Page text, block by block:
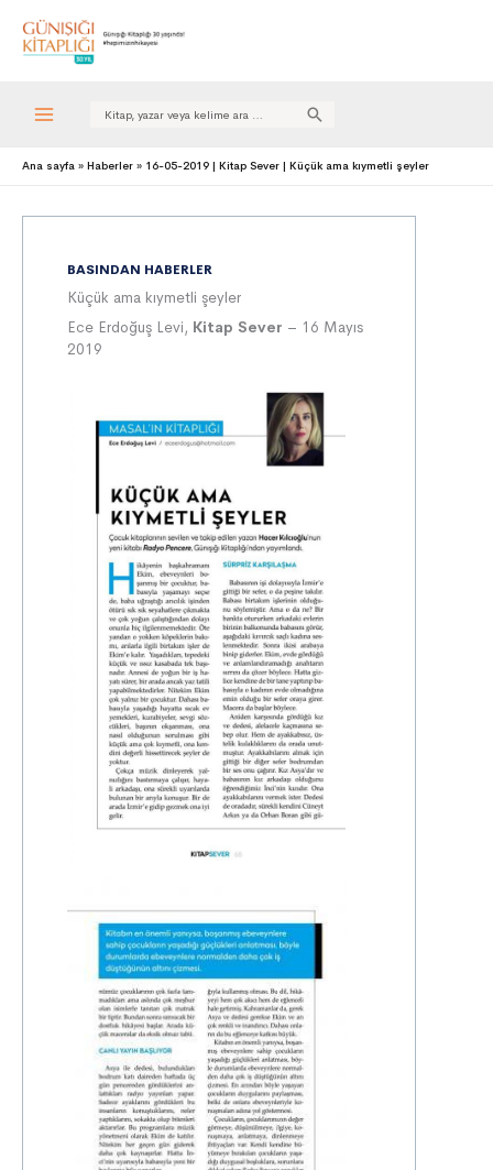
Search
Ana sayfa Haberler 16-05-2019 | Kitap Sever | Küçük ama kıymetli şeyler
BASINDAN HABERLER
Küçük ama kıymetli şeyler
Ece Erdoğuş Levi, Kitap Sever – 16 Mayıs
2019